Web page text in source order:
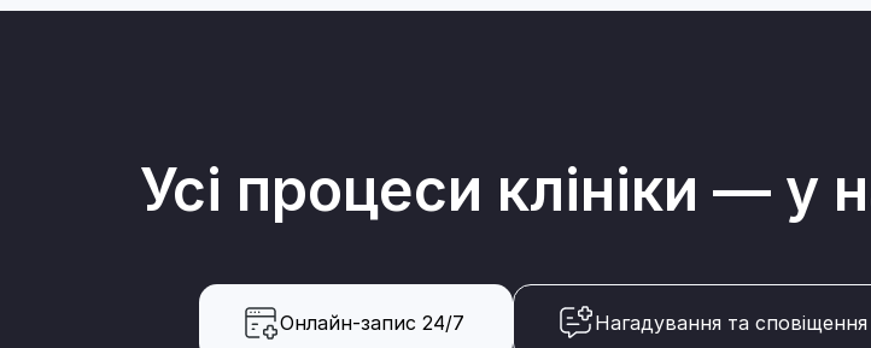
Усі процеси клініки — у
Онлайн-запис 24/7 Нагадування та сповіщення